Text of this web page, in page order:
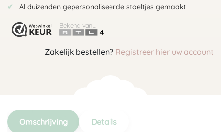
Al duizenden gepersonaliseerde stoeltjes gemaakt
Bekend van...
Zakelijk bestellen? Registreer hier uw account
Omschrijving Details